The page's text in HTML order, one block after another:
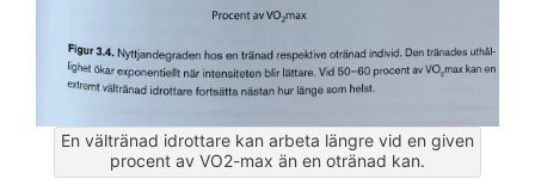
En vältränad idrottare kan arbeta längre vid en given
procent av VO2-max än en otränad kan.